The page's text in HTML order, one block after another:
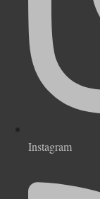
Instagram